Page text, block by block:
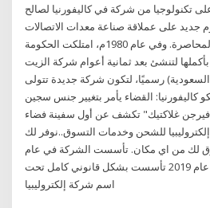
على تكنولوجيا من شركة في كاليفورنيا لصالح
على عملاقة صناعة معدات الاتصالات
السلكية واللاسلكية الصينية المحاصرة. وفي عام 1980م، امتلكت الحكومة
لتنشئ بعد ثمانية أعوام شركة الزيت
السعودية) رسميًا، لتكون شركة جديدة تتولى
القضاء يأمر بتغيير جنس سجين
غلاكتيك" تكشف عن أول سفينة فضاء
للشحن وخدمات التسوق..نوفر لك
لك من اي مكان. تأسست الشركة في عام
2016 بشكل تجاري حر , وفي عام 2019 تأسست بشكل قانوني كامل تحت
اسم شركة إلكتروليبيا